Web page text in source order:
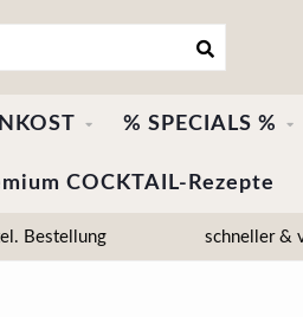
% SPECIALS %
COCKTAIL-Rezepte
Bestellung schneller &